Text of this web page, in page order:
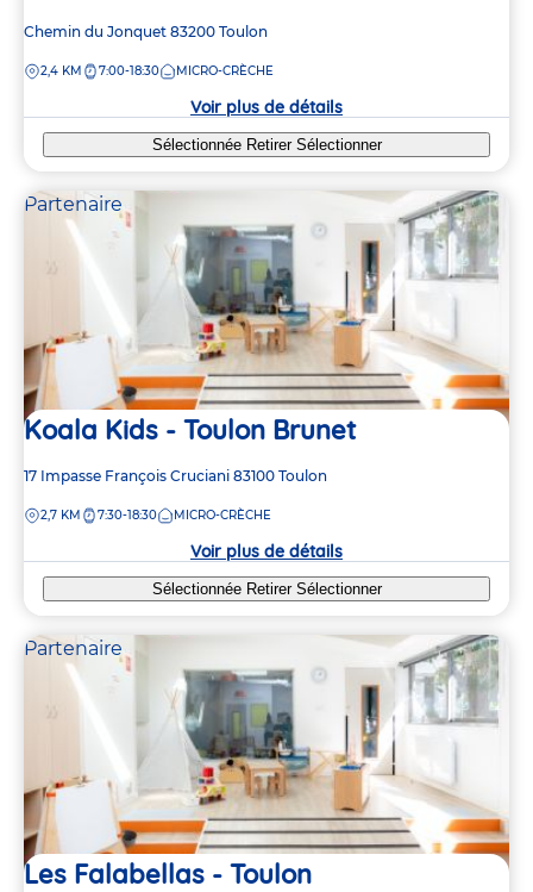
Adresse
la
Chemin du Jonquet 83200 Toulon
DISTANCE
2,4 KM 7:00-18:30 MICRO-CRÈCHE
Voir plus de détails
Sélectionnée Retirer Sélectionner
Partenaire
Koala Kids - Toulon Brunet
Adresse
la
17 Impasse François Cruciani 83100 Toulon
DISTANCE
2,7 KM 7:30-18:30 MICRO-CRÈCHE
Voir plus de détails
Sélectionnée Retirer Sélectionner
Partenaire
Les Falabellas - Toulon